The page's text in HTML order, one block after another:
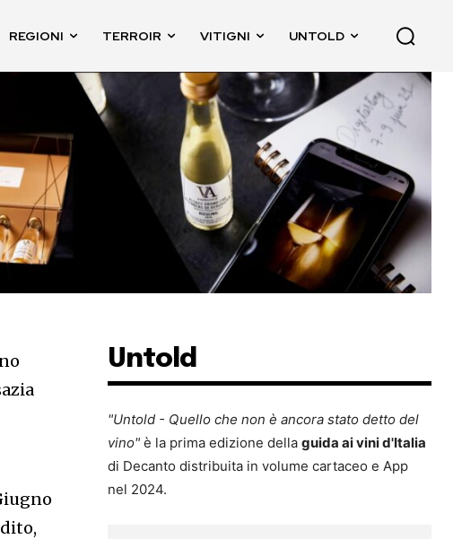
REGIONI TERROIR VITIGNI UNTOLD
Untold
"Untold - Quello che non è ancora stato detto del
vino" è la prima edizione dellaguida ai vini d'Italia
di Decanto distribuita in volume cartaceo e App
nel 2024.